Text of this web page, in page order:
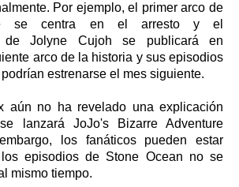
Por ejemplo, el primer arco de
se centra en el arresto y el
de Jolyne Cujoh se publicará en
arco de la historia y sus episodios
estrenarse el mes siguiente.
aún no ha revelado una explicación
lanzará JoJo's Bizarre Adventure
los fanáticos pueden estar
episodios de Stone Ocean no se
mismo tiempo.